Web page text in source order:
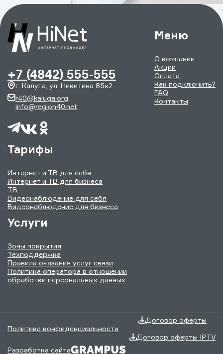
+7 (4842) 555-555
г. Калуга, ул. Никитина 85к2
r40@kaluga.org
info@region40.net
Меню
О компании
Акции
Оплата
Как подключить?
FAQ
Контакты
Тарифы
Интернет и ТВ для себя
Интернет и ТВ для бизнеса
ТВ
Видеонаблюдение для себя
Видеонаблюдение для бизнеса
Услуги
Зоны покрытия
Техподдержка
Правила оказания услуг связи
Политика оператора в отношении
обработки персональных данных
Политика конфиденциальности
Договор оферты
Договор оферты IPTV
Разработка сайта